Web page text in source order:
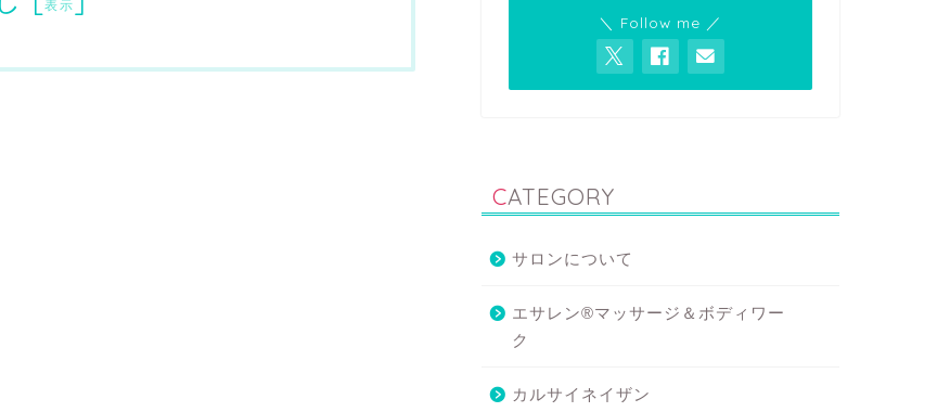
表示
＼ Follow me ／
CATEGORY
サロンについて
エサレン®マッサージ＆ボディワー
ク
カルサイネイザン